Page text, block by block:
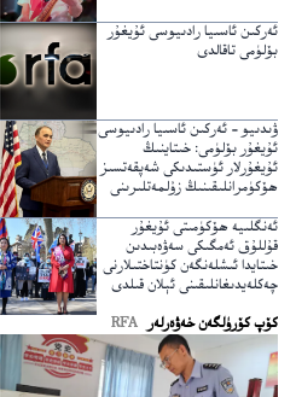
ئەركىن ئاسىيا رادىيوسى ئۇيغۇر
بۆلۈمى تاقالدى
ۋىدىيو – ئەركىن ئاسىيا رادىيوسى
ئۇيغۇر بۆلۈمى: خىتاينىڭ
ئۇيغۇرلار ئۈستىدىكى شەپقەتسىز
ھۆكۈمرانلىقىنىڭ زۇلمەتلىرىنى
ئەنگلىيە ھۆكۈمىتى ئۇيغۇر
قۇللۇق ئەمگىكى سەۋەبىدىن
خىتايدا ئىشلەنگەن كۈنتاختىلارنى
چەكلەيدىغانلىقىنى ئېلان قىلدى
كۆپ كۆرۈلگەن خەۋەرلەر
RFA